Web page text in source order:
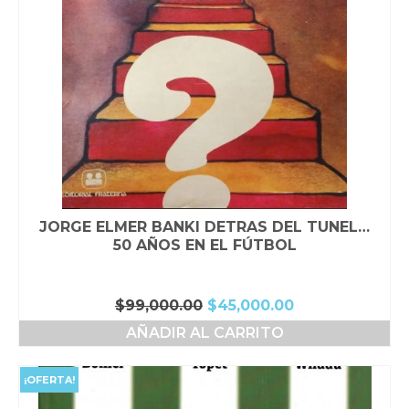
JORGE ELMER BANKI DETRAS DEL TUNEL…
50 AÑOS EN EL FÚTBOL
$99,000.00 El
precio
original
$99,000.00.
$45,000.00El
precio
AÑADIR AL CARRITO
¡OFERTA!